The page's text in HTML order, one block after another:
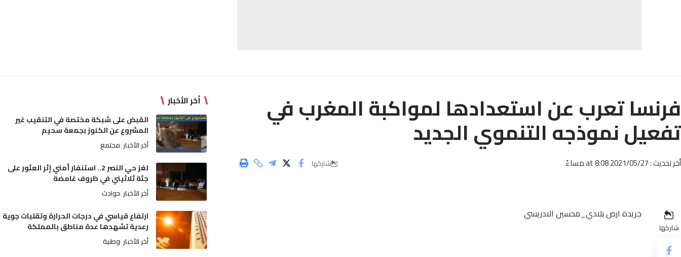
فرنسا تعرب عن استعدادها لمواكبة المغرب في
تفعيل نموذجه التنموي الجديد
أخر تحديث : 2021/05/27 at 8:08 مساءً شاركها
شاركها
جريدة ارض بلادي_محسين الادريسي
أخر الأخبار
القبض على شبكة مختصة في التنقيب غير
المشروع عن الكنوز بجمعة سحيم
أخر الأخبار مجتمع
لغز حي النصر 2.. استنفار أمني إثر العثور على
جثة ثلاثيني في ظروف غامضة
أخر الأخبار حوادث
ارتفاع قياسي في درجات الحرارة وتقلبات جوية
رعدية تشهدها عدة مناطق بالمملكة
أخر الأخبار وطنية